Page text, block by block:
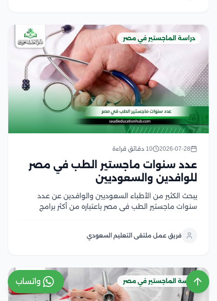
دراسة الماجستير في مصر
2026-07-28 10 دقائق قراءة
عدد سنوات ماجستير الطب في مصر
للوافدين والسعوديين
يبحث الكثير من الأطباء السعوديين والوافدين عن عدد
سنوات ماجستير الطب في مصر باعتباره من أكثر برامج
كما يهتم الأطباء بمعرفة مدة دراسة الماجستير في...
فريق عمل ملتقى التعليم السعودي
دراسة الماجستير في مصر واتساب